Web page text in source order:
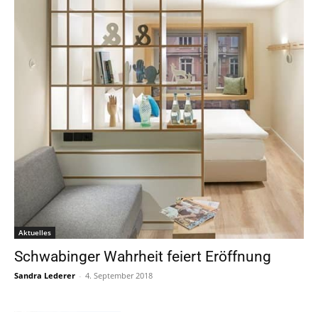
Aktuelles
Schwabinger Wahrheit feiert Eröffnung
Sandra Lederer - 4. September 2018